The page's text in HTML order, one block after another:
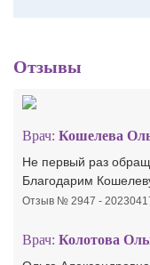
Отзывы
Врач: Кошелева
Не первый раз
Благодарим
Отзыв № 2947 -
Врач: Колотова